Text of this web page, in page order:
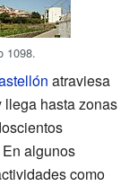
1098.
atraviesa
llega hasta zonas
algunos
como